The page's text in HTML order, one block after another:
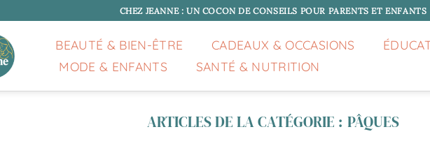
CHEZ JEANNE : UN COCON DE CONSEILS POUR PARENTS ET ENFANTS
BEAUTÉ & BIEN-ÊTRE CADEAUX & OCCASIONS
MODE & ENFANTS
SANTÉ & NUTRITION
PÂQUES